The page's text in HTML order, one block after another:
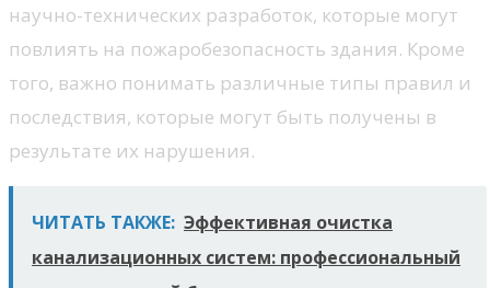
научно-технических разработок, которые могут
повлиять на пожаробезопасность здания. Кроме
того, важно понимать различные типы правил и
последствия, которые могут быть получены в
результате их нарушения.
ЧИТАТЬ ТАКЖЕ: Эффективная очистка
канализационных систем: профессиональный